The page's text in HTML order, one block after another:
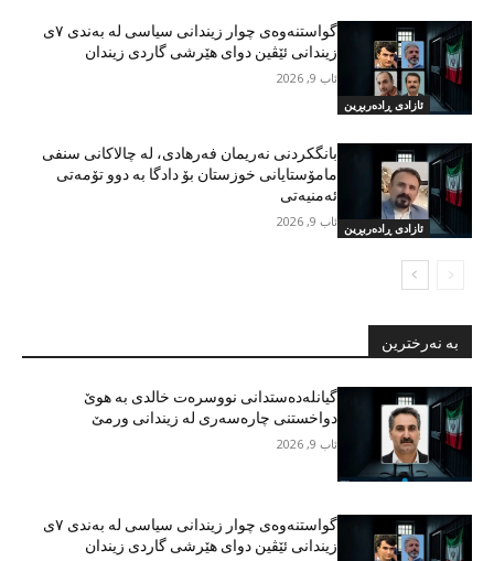
ئازادی ڕادەربڕین
گواستنەوەی چوار زیندانی سیاسی لە بەندی ٧ی
زیندانی ئێڤین دوای هێرشی گاردی زیندان
ئاب 9, 2026
ئازادی ڕادەربڕین
بانگکردنی نەریمان فەرهادی، لە چالاکانی سنفی
مامۆستایانی خوزستان بۆ دادگا بە دوو تۆمەتی
ئەمنیەتی
ئاب 9, 2026
بە نەرخترین
گیانلەدەستدانی نووسرەت خالدی بە هوێ
دواخستنی چارەسەری لە زیندانی ورمێ
ئاب 9, 2026
گواستنەوەی چوار زیندانی سیاسی لە بەندی ٧ی
زیندانی ئێڤین دوای هێرشی گاردی زیندان